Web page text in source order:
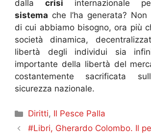
dalla crisi internazionale
sistema che l’ha generata?
di cui abbiamo bisogno, ora più
società dinamica,
libertà degli individui sia
importante della libertà del
costantemente sacrificata
sicurezza nazionale.
Categorie
Diritti, Il Pesce Palla
#Libri, Gherardo Colombo. Il